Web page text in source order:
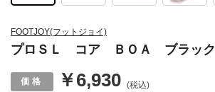
FOOTJOY(フットジョイ)
プロＳＬ コア ＢＯＡ ブラック
￥6,930 (税込)